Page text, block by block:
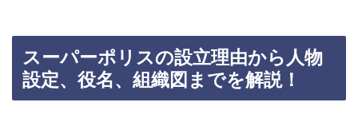
スーパーポリスの設立理由から人物
設定、役名、組織図までを解説！